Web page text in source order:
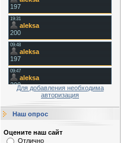
Для добавления необходима
авторизация
Наш опрос
Оцените наш сайт
Отлично